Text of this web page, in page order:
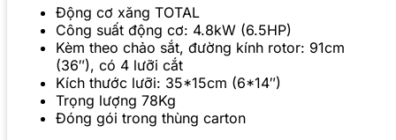
Động cơ xăng TOTAL
Công suất động cơ: 4.8kW (6.5HP)
Kèm theo chảo sắt, đường kính rotor: 91cm
(36″), có 4 lưỡi cắt
Kích thước lưỡi: 35*15cm (6*14″)
Trọng lượng 78Kg
Đóng gói trong thùng carton